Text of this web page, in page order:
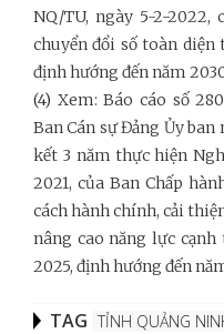
NQ/TU, ngày 5-2-2022,
chuyển đổi số toàn diện
định hướng đến năm
(4) Xem: Báo cáo số
Ban Cán sự Đảng Ủy
kết 3 năm thực hiện
2021, của Ban Chấp
cách hành chính, cải
nâng cao năng lực
2025, định hướng đến
TAG TỈNH QUẢNG